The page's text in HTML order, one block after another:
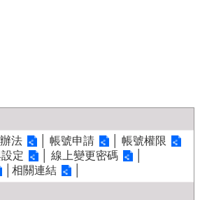
法 帳號申請
帳號權限
定 線上變更密碼
相關連結